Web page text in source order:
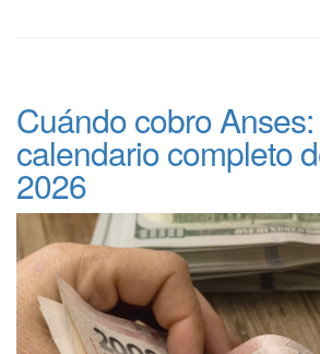
Cuándo cobro
calendario completo
2026